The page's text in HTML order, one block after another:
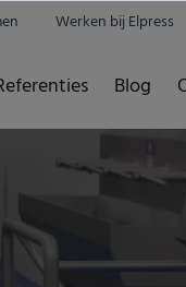
Werken bij Elpress
Blog